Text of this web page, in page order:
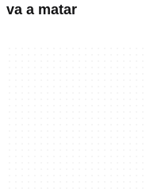
va a matar